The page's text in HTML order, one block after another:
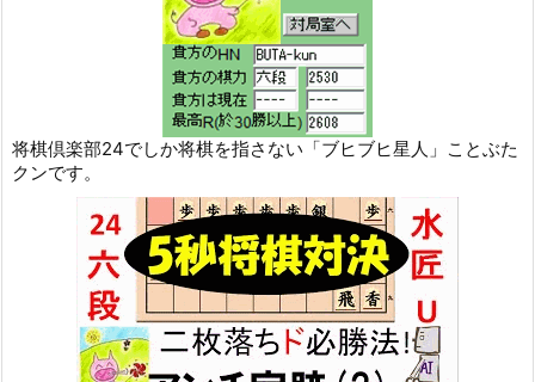
将棋倶楽部24でしか将棋を指さない「ブヒブヒ星人」ことぶた
クンです。